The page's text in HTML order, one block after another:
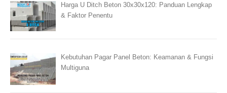
Harga U Ditch Beton 30x30x120: Panduan Lengkap
& Faktor Penentu
Kebutuhan Pagar Panel Beton: Keamanan & Fungsi
Multiguna